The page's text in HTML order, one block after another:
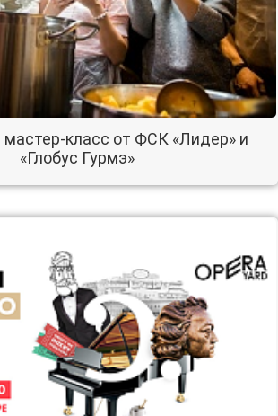
класс от ФСК «Лидер» и
«Глобус Гурмэ»